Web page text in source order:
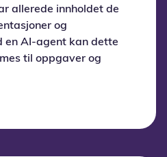
allerede innholdet de
og
en AI-agent kan dette
til oppgaver og
på kvalitet og